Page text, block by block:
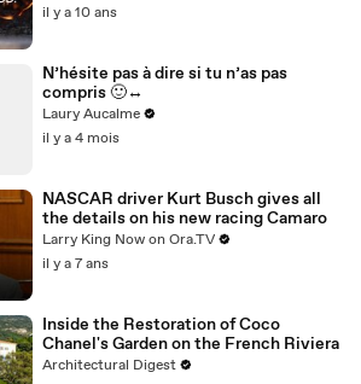
il y a 10 ans
N’hésite pas à dire si tu n’as pas
compris 🙂‍↔️
Laury Aucalme
il y a 4 mois
NASCAR driver Kurt Busch gives all
the details on his new racing Camaro
Larry King Now on Ora.TV
il y a 7 ans
Inside the Restoration of Coco
Chanel's Garden on the French Riviera
Architectural Digest